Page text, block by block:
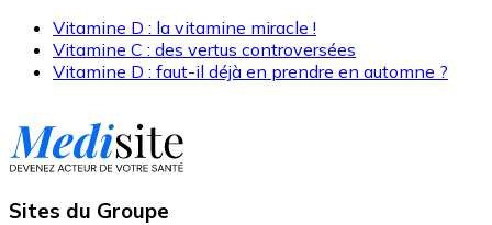
Vitamine D : la vitamine miracle !
Vitamine C : des vertus controversées
Vitamine D : faut-il déjà en prendre en automne ?
Sites du Groupe